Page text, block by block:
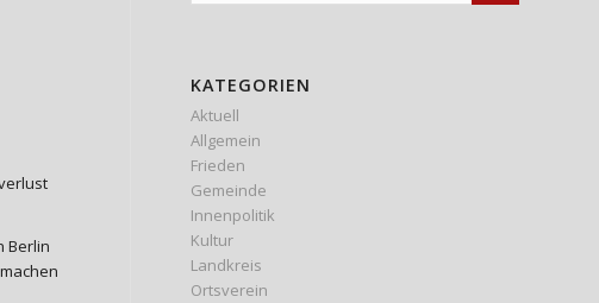
Berlin
KATEGORIEN
Aktuell
Allgemein
Frieden
Gemeinde
Innenpolitik
Kultur
Landkreis
Ortsverein